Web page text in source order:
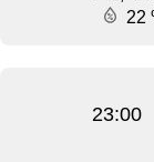
22
23:00